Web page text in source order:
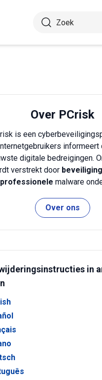
Over PCrisk
is een
informeert
digitale bedreigingen.
verstrekt door
professionele malware
Over ons
in